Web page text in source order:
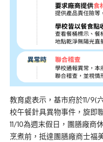
教育處表示，基市府於11/9(
校午餐針具異物事件，旋即
11/10為週末假日，團膳廠商
烹煮前，抵達團膳廠商士福